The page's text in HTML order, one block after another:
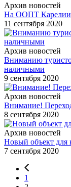
Архив новостей
На ООПТ Карелии
11 сентября 2020
Архив новостей
Вниманию
наличными
9 сентября 2020
Архив новостей
Внимание!
8 сентября 2020
Архив новостей
Новый объект для
7 сентября 2020
1